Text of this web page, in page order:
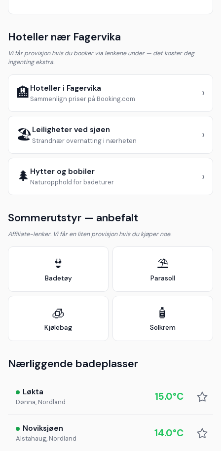
Hoteller nær Fagervika
Vi får provisjon hvis du booker via lenkene under — det koster deg
ingenting ekstra.
🏨 Hoteller i Fagervika
Sammenlign priser på Booking.com ›
🏖️ Leiligheter ved sjøen
Strandnær overnatting i nærheten ›
🌲 Hytter og bobiler
Naturopphold for badeturer ›
Sommerutstyr — anbefalt
Affiliate-lenker. Vi får en liten provisjon hvis du kjøper noe.
👙
Badetøy
⛱️
Parasoll
🧊
Kjølebag
🧴
Solkrem
Nærliggende badeplasser
Løkta
Dønna, Nordland 15.0°C
Noviksjøen
Alstahaug, Nordland 14.0°C